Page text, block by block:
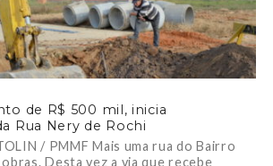
de R$ 500 mil, inicia
Rua Nery de Rochi
/ PMMF Mais uma rua do Bairro
Desta vez a via que recebe